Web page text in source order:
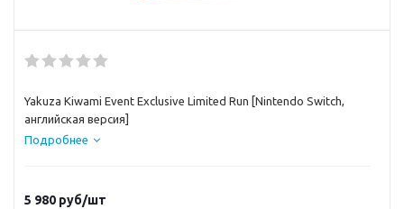
Yakuza Kiwami Event Exclusive Limited Run [Nintendo Switch,
английская версия]
Подробнее
5 980 руб/шт